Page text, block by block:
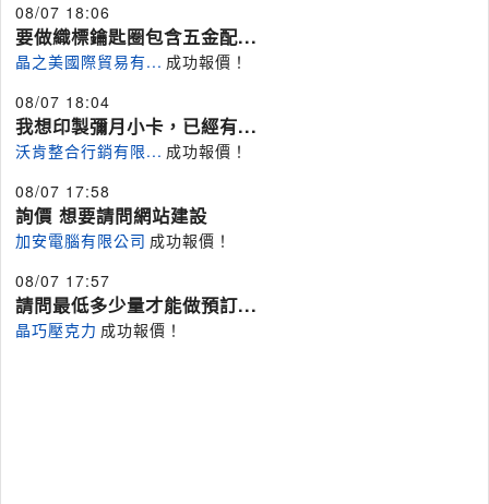
08/07 18:06
要做織標鑰匙圈包含五金配...
晶之美國際貿易有... 成功報價！
08/07 18:04
我想印製彌月小卡，已經有...
沃肯整合行銷有限... 成功報價！
08/07 17:58
詢價 想要請問網站建設
加安電腦有限公司 成功報價！
08/07 17:57
請問最低多少量才能做預訂...
晶巧壓克力 成功報價！